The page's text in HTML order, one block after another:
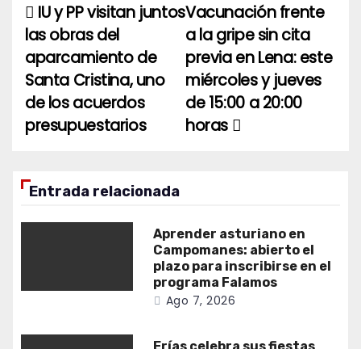
Navegación
de
entradas
Vacunación frente
a la gripe sin cita
previa en Lena: este
miércoles y jueves
de 15:00 a 20:00
horas
IU y PP visitan juntos
las obras del
aparcamiento de
Santa Cristina, uno
de los acuerdos
presupuestarios
Entrada relacionada
Aprender asturiano en
Campomanes: abierto el
plazo para inscribirse en el
programa Falamos
Ago 7, 2026
Erías celebra sus fiestas